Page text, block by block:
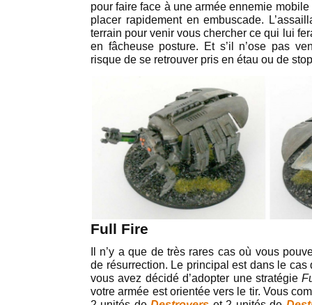
pour faire face à une armée ennemie
placer rapidement en embuscade.
terrain pour venir vous chercher ce qui lui
en fâcheuse posture. Et s’il n’ose pas
risque de se retrouver pris en étau ou de
Full Fire
Il n’y a que de très rares cas où vous
de résurrection. Le principal est dans le cas
vous avez décidé d’adopter une stratégie
votre armée est orientée vers le tir. Vous